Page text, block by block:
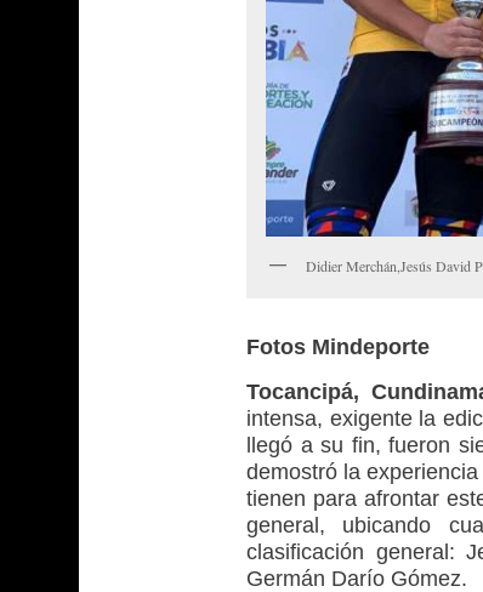
Didier Merchán,Jesús David
Fotos Mindeporte
Tocancipá,
intensa, exigente la
llegó a su fin, fueron
demostró la
tienen para afrontar
general, ubicando
clasificación general:
Germán Darío Gómez.